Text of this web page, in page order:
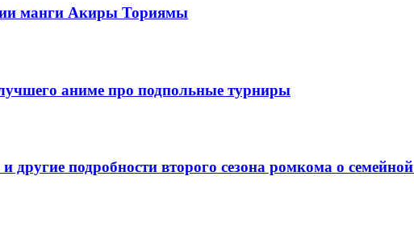
манги Акиры Ториямы
аниме про подпольные турниры
подробности второго сезона ромкома о